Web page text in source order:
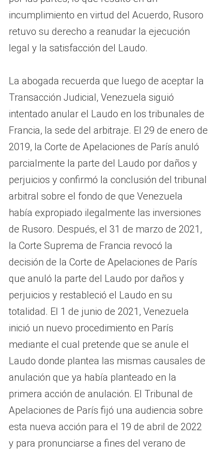
incumplimiento en virtud del Acuerdo, Rusoro
retuvo su derecho a reanudar la ejecución
legal y la satisfacción del Laudo.
La abogada recuerda que luego de aceptar la
Transacción Judicial, Venezuela siguió
intentado anular el Laudo en los tribunales de
Francia, la sede del arbitraje. El 29 de enero de
2019, la Corte de Apelaciones de París anuló
parcialmente la parte del Laudo por daños y
perjuicios y confirmó la conclusión del tribunal
arbitral sobre el fondo de que Venezuela
había expropiado ilegalmente las inversiones
de Rusoro. Después, el 31 de marzo de 2021,
la Corte Suprema de Francia revocó la
decisión de la Corte de Apelaciones de París
que anuló la parte del Laudo por daños y
perjuicios y restableció el Laudo en su
totalidad. El 1 de junio de 2021, Venezuela
inició un nuevo procedimiento en París
mediante el cual pretende que se anule el
Laudo donde plantea las mismas causales de
anulación que ya había planteado en la
primera acción de anulación. El Tribunal de
Apelaciones de París fijó una audiencia sobre
esta nueva acción para el 19 de abril de 2022
y para pronunciarse a fines del verano de